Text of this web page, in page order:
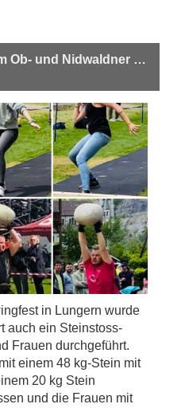
Steistoss-Wettkampf am Ob- und Nidwaldner Schwingfest vom Samstag, 18. Mai 2024
in Lungern wurde
auch ein Steinstoss-
Frauen durchgeführt.
einem 48 kg-Stein mit
20 kg Stein
und die Frauen mit